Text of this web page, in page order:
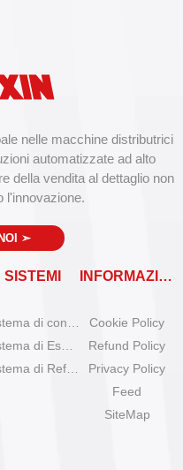
nelle macchine distributrici
automatizzate ad alto
della vendita al dettaglio non
l'innovazione.
➣
SISTEMI INFORMAZIONI
Cookie Policy
Refund Policy
Privacy Policy
Feed
SiteMap